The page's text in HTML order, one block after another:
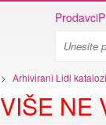
Prodavci
> Arhivirani Lidl katalozi
VIŠE NE